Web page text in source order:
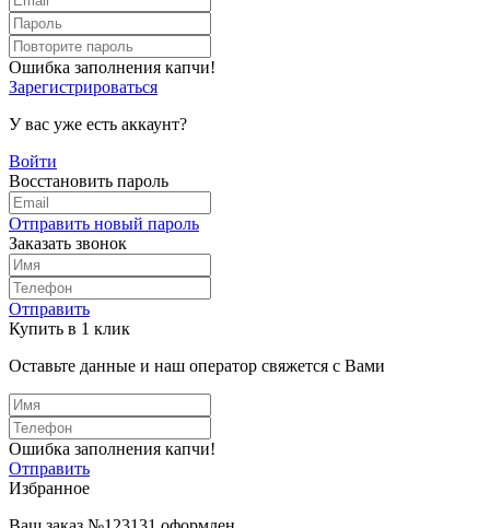
Ошибка заполнения капчи!
Зарегистрироваться
У вас уже есть аккаунт?
Войти
Восстановить пароль
Отправить новый пароль
Заказать звонок
Отправить
Купить в 1 клик
Оставьте данные и наш оператор свяжется с Вами
Ошибка заполнения капчи!
Отправить
Избранное